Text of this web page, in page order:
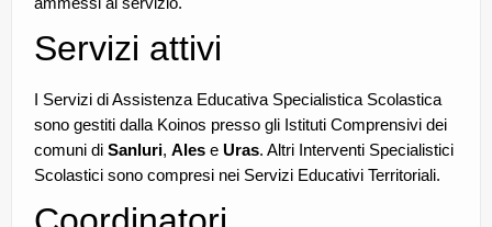
Servizi attivi
I Servizi di Assistenza Educativa Specialistica Scolastica
sono gestiti dalla Koinos presso gli Istituti Comprensivi dei
comuni di Sanluri, Ales e Uras. Altri Interventi Specialistici
Scolastici sono compresi nei Servizi Educativi Territoriali.